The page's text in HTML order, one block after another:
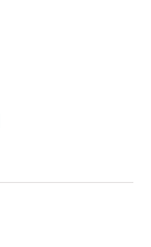
via X -
via
nieuwsbericht
dit